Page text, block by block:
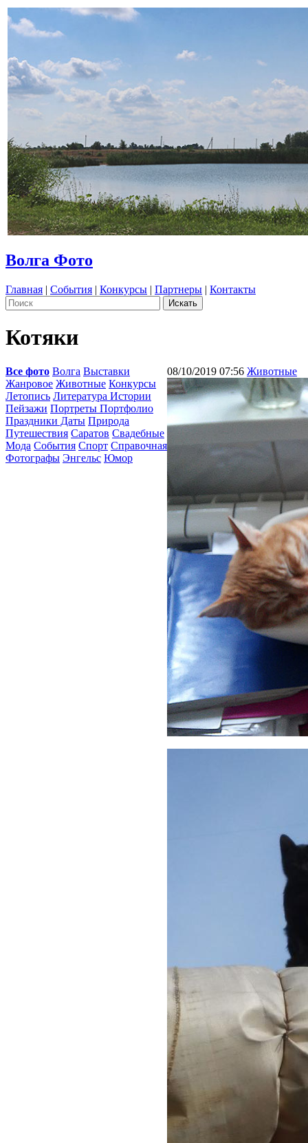
Волга Фото
Главная | События | Конкурсы | Партнеры | Контакты
Котяки
Все фото Волга Выставки
Жанровое Животные Конкурсы
Летопись Литература Истории
Пейзажи Портреты Портфолио
Праздники Даты Природа
Путешествия Саратов Свадебные
Мода События Спорт Справочная
Фотографы Энгельс Юмор
08/10/2019 07:56 Животные